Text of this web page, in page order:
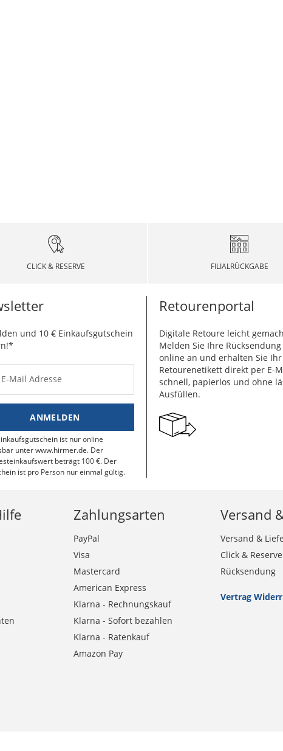
CLICK & RESERVE FILIALRÜCKGABE
und 10 € Einkaufsgutschein
Mail Adresse
ANMELDEN
ist nur online
unter www.hirmer.de. Der
beträgt 100 €. Der
ist pro Person nur einmal gültig.
Retourenportal
Digitale Retoure leicht
Melden Sie Ihre
online an und erhalten Sie Ihr
Retourenetikett direkt per E-
schnell, papierlos und ohne
Ausfüllen.
Zahlungsarten
PayPal
Visa
Mastercard
American Express
Klarna - Rechnungskauf
Klarna - Sofort bezahlen
Klarna - Ratenkauf
Amazon Pay
Versand
Versand &
Click & Reserve
Rücksendung
Vertrag